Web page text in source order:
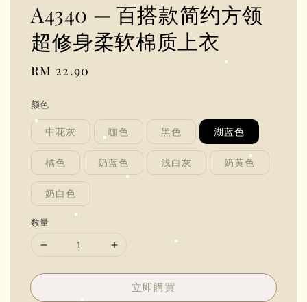
A4340 — 百搭款简约方领
超修身柔软棉质上衣
Regular
RM 22.90
颜色
中花灰 咖色 黑色 湖蓝色
橘色 奶蓝色 浅白灰 奶黄色
奶白色
数量
立即購買